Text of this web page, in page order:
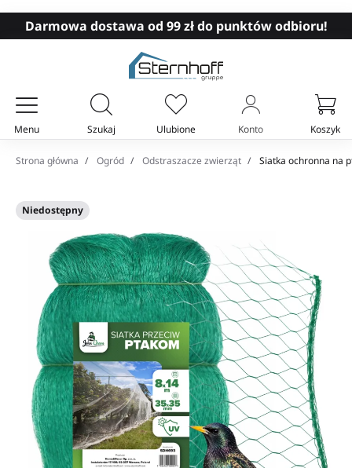
Darmowa dostawa od 99 zł do punktów odbioru!
Menu Szukaj Ulubione Konto Koszyk
Twój koszyk
Strona główna Ogród Odstraszacze zwierząt Siatka ochronna na
Niedostępny